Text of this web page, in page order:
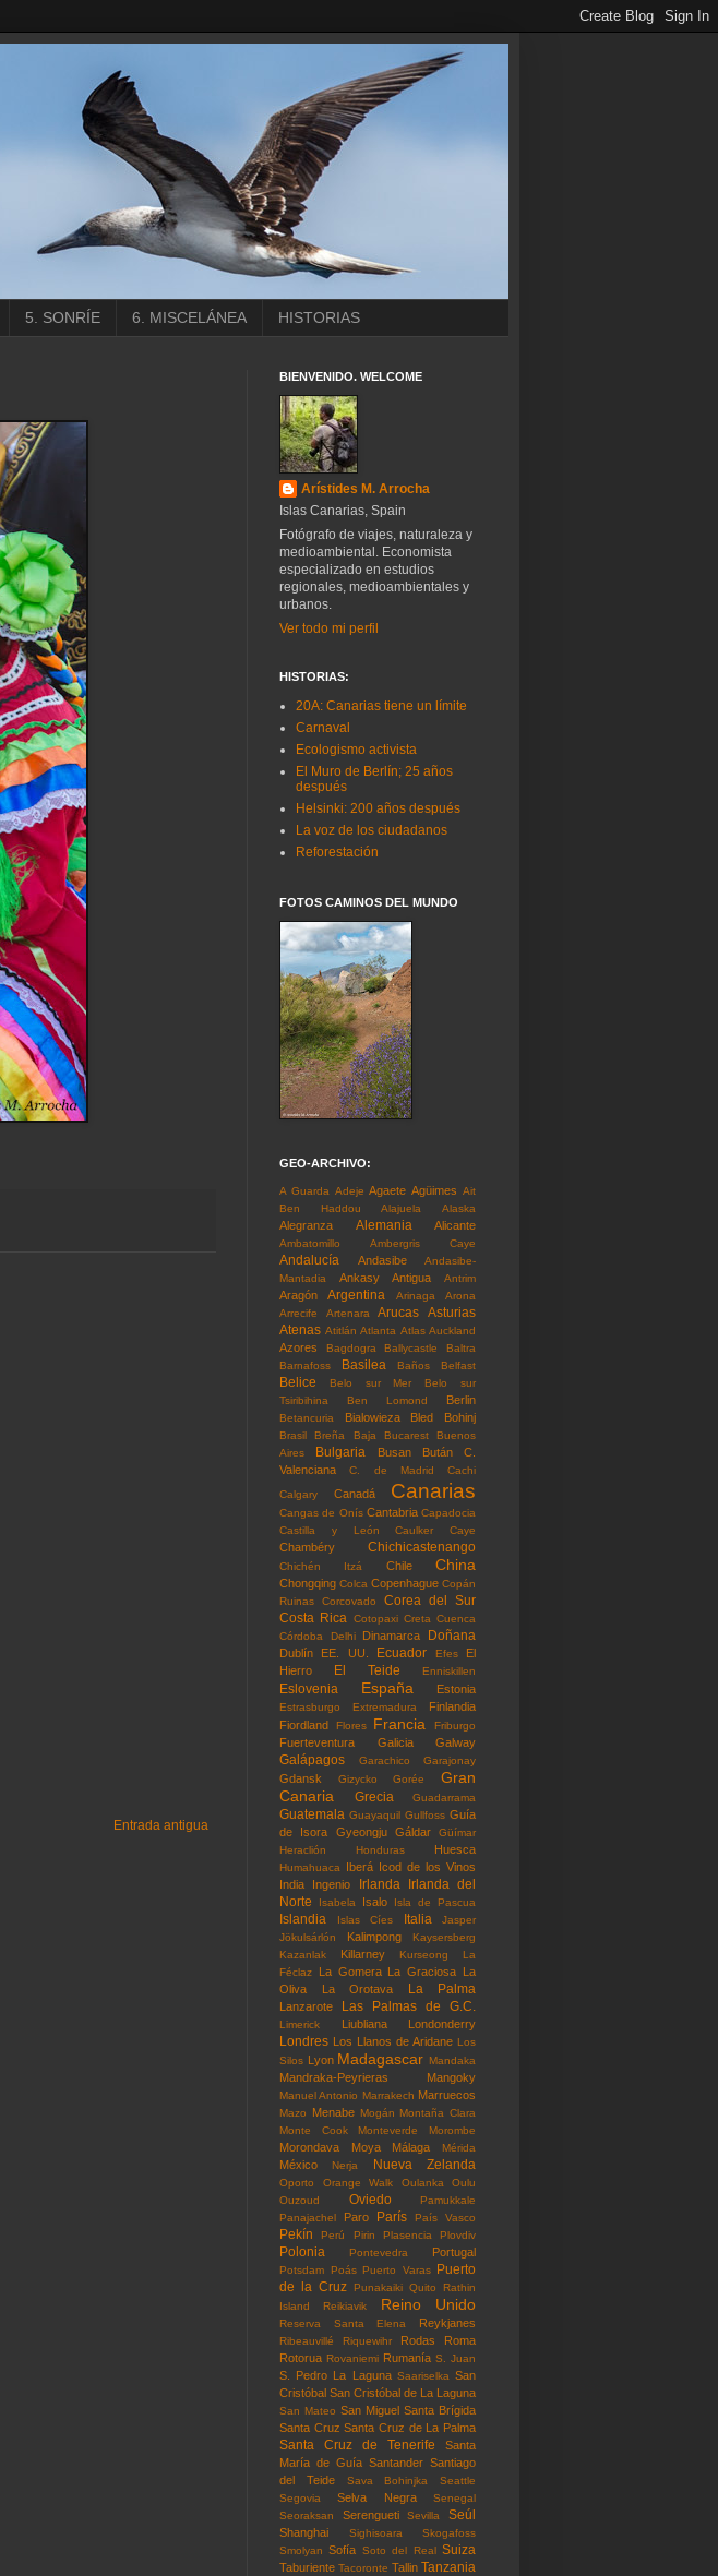
5. SONRÍE 6. MISCELÁNEA HISTORIAS
Entrada antigua
BIENVENIDO. WELCOME
Arístides M. Arrocha
Islas Canarias, Spain
Fotógrafo de viajes, naturaleza y
medioambiental. Economista
especializado en estudios
regionales, medioambientales y
urbanos.
Ver todo mi perfil
HISTORIAS:
20A: Canarias tiene un límite
Carnaval
Ecologismo activista
El Muro de Berlín; 25 años
después
Helsinki: 200 años después
La voz de los ciudadanos
Reforestación
FOTOS CAMINOS DEL MUNDO
GEO-ARCHIVO:
A Guarda Adeje Agaete Agüimes Ait
Ben Haddou
Alajuela Alaska
Alegranza Alemania Alicante
Ambatomillo Ambergris Caye
Andalucía Andasibe
Andasibe-
Mantadia
Ankasy Antigua Antrim
Aragón Argentina Arinaga
Arona
Arrecife
Artenara Arucas Asturias
Atenas Atitlán Atlanta Atlas Auckland
Azores Bagdogra Ballycastle
Baltra
Barnafoss
Basilea Baños Belfast
Belice Belo sur Mer
Belo sur
Tsiribihina
Ben Lomond Berlin
Betancuria Bialowieza Bled Bohinj
Brasil Breña Baja Bucarest
Buenos
Aires
Bulgaria Busan Bután
C.
Valenciana
C. de Madrid
Cachi
Calgary
Canadá Canarias
Cangas de Onís Cantabria Capadocia
Castilla y León
Caulker Caye
Chambéry Chichicastenango
Chichén Itzá Chile China
Chongqing Colca Copenhague Copán
Ruinas
Corcovado
Corea del Sur
Costa Rica
Cotopaxi Creta Cuenca
Córdoba
Delhi Dinamarca Doñana
Dublín EE. UU. Ecuador Efes
El
Hierro
El Teide Enniskillen
Eslovenia España Estonia
Estrasburgo Extremadura
Finlandia
Fiordland
Flores Francia Friburgo
Fuerteventura Galicia Galway
Galápagos Garachico Garajonay
Gdansk Gizycko Gorée
Gran
Canaria
Grecia Guadarrama
Guatemala Guayaquil Gullfoss Guía
de Isora
Gyeongju Gáldar
Güímar
Heraclión
Honduras Huesca
Humahuaca Iberá Icod de los Vinos
India
Ingenio Irlanda
Irlanda del
Norte
Isabela Isalo Isla de Pascua
Islandia Islas Cíes Italia
Jasper
Jökulsárlón
Kalimpong
Kaysersberg
Kazanlak
Killarney Kurseong
La
Féclaz
La Gomera La Graciosa La
Oliva
La Orotava La Palma
Lanzarote Las Palmas de G.C.
Limerick Liubliana Londonderry
Londres Los Llanos de Aridane Los
Silos Lyon Madagascar Mandaka
Mandraka-Peyrieras Mangoky
Manuel Antonio Marrakech Marruecos
Mazo Menabe Mogán Montaña Clara
Monte Cook
Monteverde Morombe
Morondava Moya Málaga Mérida
México Nerja Nueva Zelanda
Oporto Orange Walk Oulanka
Oulu
Ouzoud
Oviedo
Pamukkale
Panajachel
Paro París País Vasco
Pekín Perú Pirin Plasencia Plovdiv
Polonia Pontevedra Portugal
Potsdam Poás Puerto Varas Puerto
de la Cruz
Punakaiki Quito
Rathin
Island
Reikiavik Reino Unido
Reserva Santa Elena Reykjanes
Ribeauvillé Riquewihr Rodas
Roma
Rotorua Rovaniemi Rumanía S. Juan
S. Pedro La Laguna Saariselka San
Cristóbal San Cristóbal de La Laguna
San Mateo San Miguel Santa Brígida
Santa Cruz Santa Cruz de La Palma
Santa Cruz de Tenerife
Santa
María de Guía Santander Santiago
del Teide
Sava Bohinjka
Seattle
Segovia
Selva Negra
Senegal
Seoraksan
Serengueti Sevilla Seúl
Shanghai Sighisoara
Skogafoss
Smolyan Sofía Soto del Real Suiza
Taburiente Tacoronte Tallin Tanzania